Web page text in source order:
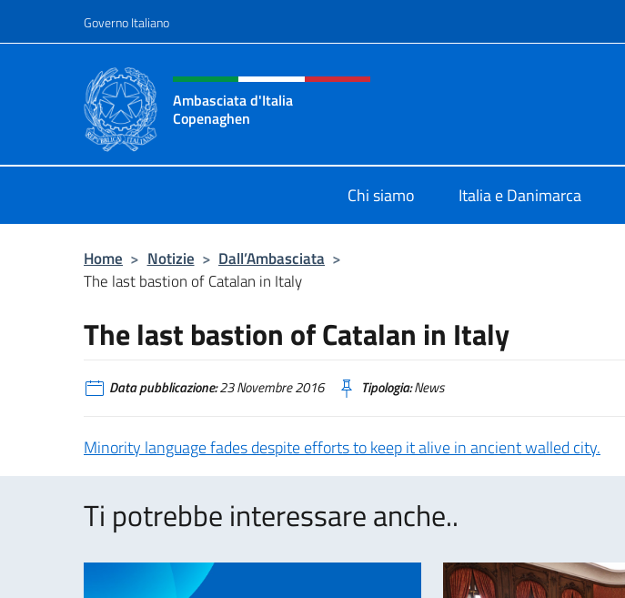
Governo Italiano
Intestazione sito, social e menù
Ambasciata d'Italia
Copenaghen
Chi siamo Italia e Danimarca
Home > Notizie > Dall’Ambasciata >
The last bastion of Catalan in Italy
The last bastion of Catalan in Italy
Data pubblicazione:23 Novembre 2016 Tipologia:News
Minority language fades despite efforts to keep it alive in ancient walled city.
Ti potrebbe interessare anche..